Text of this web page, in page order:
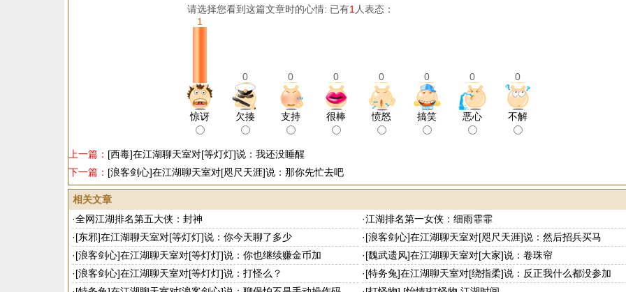
请选择您看到这篇文章时的心情: 已有1 人表态：
1
0 0 0 0 0 0 0
惊讶 欠揍 支持 很棒 愤怒 搞笑 恶心 不解
上一篇： [西毒]在江湖聊天室对[等灯灯]说：我还没睡醒
下一篇： [浪客剑心]在江湖聊天室对[咫尺天涯]说：那你先忙去吧
相关文章
·全网江湖排名第五大侠：封神 ·江湖排名第一女侠：细雨霏霏
·[东邪]在江湖聊天室对[等灯灯]说：你今天聊了多少 ·[浪客剑心]在江湖聊天室对[咫尺天涯]说：然后招兵买马
·[浪客剑心]在江湖聊天室对[等灯灯]说：你也继续赚金币加 ·[魏武遗风]在江湖聊天室对[大家]说：卷珠帘
·[浪客剑心]在江湖聊天室对[等灯灯]说：打怪么？ ·[特务兔]在江湖聊天室对[绕指柔]说：反正我什么都没参加